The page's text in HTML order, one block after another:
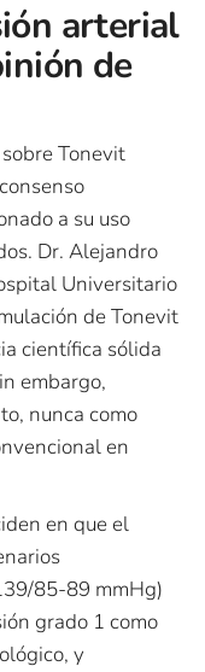
arterial
de
sobre Tonevit
a su uso
Dr. Alejandro
Universitario
de Tonevit
científica sólida
embargo,
nunca como
en
en que el
85-89 mmHg)
grado 1 como
y